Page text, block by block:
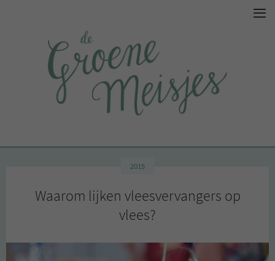
2015
Waarom lijken vleesvervangers op
vlees?